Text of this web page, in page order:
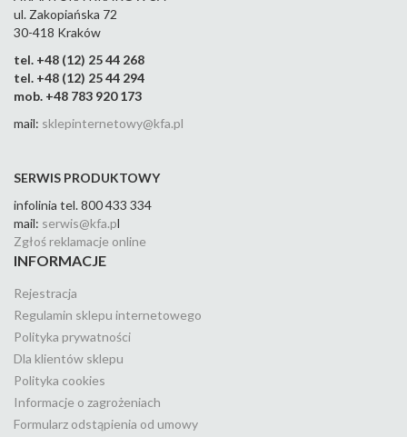
ul. Zakopiańska 72
30-418 Kraków
tel. +48 (12) 25 44 268
tel. +48 (12) 25 44 294
mob. +48 783 920 173
mail: sklepinternetowy@kfa.pl
SERWIS PRODUKTOWY
infolinia tel. 800 433 334
mail: serwis@kfa.pl
Zgłoś reklamacje online
INFORMACJE
Rejestracja
Regulamin sklepu internetowego
Polityka prywatności
Dla klientów sklepu
Polityka cookies
Informacje o zagrożeniach
Formularz odstąpienia od umowy